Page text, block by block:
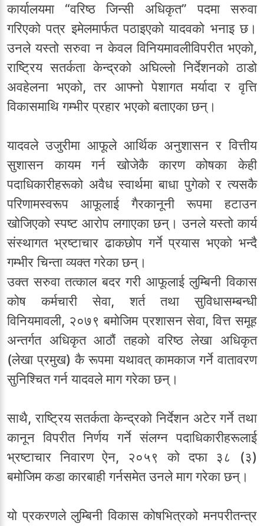
कार्यालयमा “वरिष्ठ जिन्सी अधिकृत” पदमा सरुवा
गरिएको पत्र इमेलमार्फत पठाइएको यादवको भनाइ छ।
उनले यस्तो सरुवा न केवल विनियमावलीविपरीत भएको,
राष्ट्रिय सतर्कता केन्द्रको अघिल्लो निर्देशनको ठाडो
अवहेलना भएको, तर आफ्नो पेशागत मर्यादा र वृत्ति
विकासमाथि गम्भीर प्रहार भएको बताएका छन्।
यादवले उजुरीमा आफूले आर्थिक अनुशासन र वित्तीय
सुशासन कायम गर्न खोजेकै कारण कोषका केही
पदाधिकारीहरूको अवैध स्वार्थमा बाधा पुगेको र त्यसकै
परिणामस्वरूप आफूलाई गैरकानूनी रूपमा हटाउन
खोजिएको स्पष्ट आरोप लगाएका छन्। उनले यस्तो कार्य
संस्थागत भ्रष्टाचार ढाकछोप गर्ने प्रयास भएको भन्दै
गम्भीर चिन्ता व्यक्त गरेका छन्।
उक्त सरुवा तत्काल बदर गरी आफूलाई लुम्बिनी विकास
कोष कर्मचारी सेवा, शर्त तथा सुविधासम्बन्धी
विनियमावली, २०७९ बमोजिम प्रशासन सेवा, वित्त समूह
अन्तर्गत अधिकृत आठौं तहको वरिष्ठ लेखा अधिकृत
(लेखा प्रमुख) कै रूपमा यथावत् कामकाज गर्ने वातावरण
सुनिश्चित गर्न यादवले माग गरेका छन्।
साथै, राष्ट्रिय सतर्कता केन्द्रको निर्देशन अटेर गर्ने तथा
कानून विपरीत निर्णय गर्ने संलग्न पदाधिकारीहरूलाई
भ्रष्टाचार निवारण ऐन, २०५९ को दफा ३८ (३)
बमोजिम कडा कारबाही गर्नसमेत उनले माग गरेका छन्।
यो प्रकरणले लुम्बिनी विकास कोषभित्रको मनपरीतन्त्र